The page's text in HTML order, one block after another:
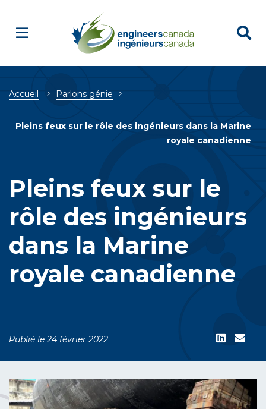
Breadcrumb
Accueil Parlons génie
Pleins feux sur le rôle des ingénieurs dans la Marine
royale canadienne
Pleins feux sur le
rôle des ingénieurs
dans la Marine
royale canadienne
Publié le 24 février 2022